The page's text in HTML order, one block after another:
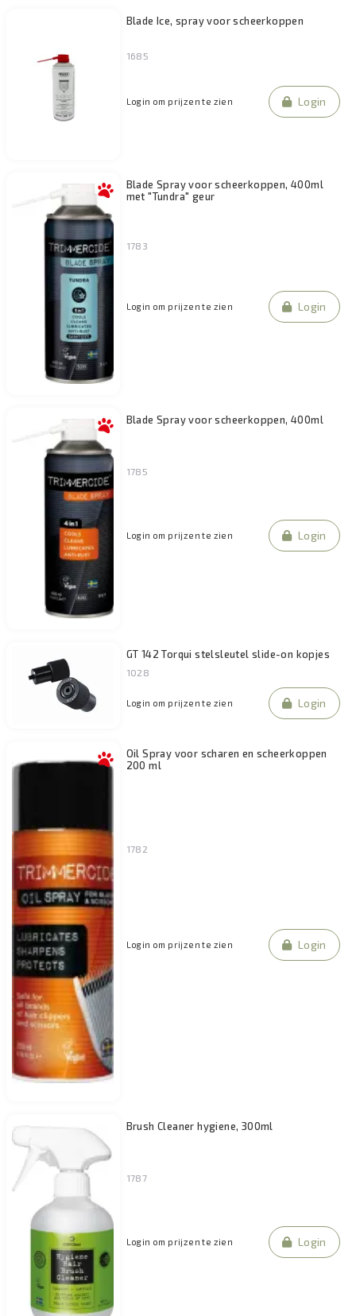
Blade Ice, spray voor scheerkoppen
1685
Login om prijzen te zien Login
Blade Spray voor scheerkoppen, 400ml
met "Tundra" geur
1783
Login om prijzen te zien Login
Blade Spray voor scheerkoppen, 400ml
1785
Login om prijzen te zien Login
GT 142 Torqui stelsleutel slide-on kopjes
1028
Login om prijzen te zien Login
Oil Spray voor scharen en scheerkoppen
200 ml
1782
Login om prijzen te zien Login
Brush Cleaner hygiene, 300ml
1787
Login om prijzen te zien Login